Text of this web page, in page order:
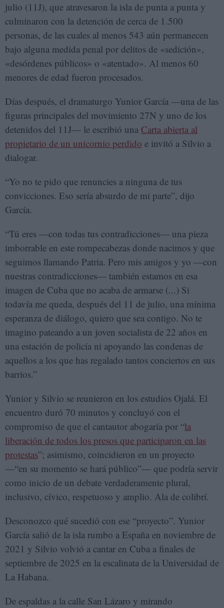
julio (11J), que atravesaron la isla de punta a punta y
culminaron con la detención de cerca de 1.500
personas, de las cuales al menos 543 aún permanecen
bajo alguna medida penal por delitos de «sedición»,
«desórdenes públicos» o «atentado». Al menos 60
menores de edad fueron procesados.
Días después, el dramaturgo Yunior García —una de las
figuras principales del movimiento 27N y uno de los
detenidos del 11J— le escribió una Carta abierta al
propietario de un unicornio perdido e invitó a Silvio a
dialogar.
“Yo no te pido que renuncies a ninguna de tus
convicciones. Eso sería absurdo de mi parte”, dijo
García.
“Tú eres —con todas tus contradicciones— una pieza
imborrable en este rompecabezas donde nacimos y que
seguimos llamando Patria. Pero mis amigos y yo —con
nuestras contradicciones— también estamos en esa
imagen de Cuba que no acaba de armarse (...) Si
todavía me queda, después del 11 de julio, una mínima
esperanza de diálogo, quiero que sea contigo. No te
imagino pateando a un joven socialista de 22 años en
una estación de policía ni apoyando las condenas de
aquellos a los que has regalado tantos conciertos en sus
barrios.”
Yunior y Silvio se reunieron en los estudios Ojalá. El
encuentro duró 70 minutos y concluyó con el
compromiso de que el cantautor abogaría por “la
liberación de todos los presos que participaron en las
protestas”; asimismo, coincidieron en un proyecto
—“en su momento se hará público”— que podría servir
como inicio de un debate verdaderamente plural,
inclusivo, cívico, respetuoso y amplio. Ala de colibrí.
Desconozco qué sucedió con ese “proyecto”. Yunior
García salió de la isla rumbo a España en noviembre de
2021 y Silvio volvió a cantar en Cuba a finales de
septiembre de 2025 en la escalinata de la Universidad de
La Habana.
De espaldas a la calle San Lázaro y mirando